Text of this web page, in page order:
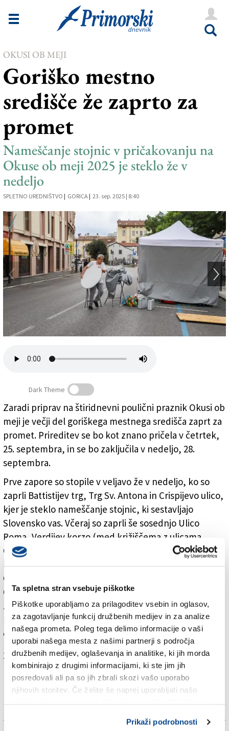
Ta spletna stran vsebuje piškotke
Piškotke uporabljamo za prilagoditev vsebin in oglasov,
za zagotavljanje funkcij družbenih medijev in za analize
našega prometa. Poleg tega delimo informacije o vaši
uporabi našega mesta z našimi partnerji s področja
družbenih medijev, oglaševanja in analitike, ki jih morda
kombinirajo z drugimi informacijami, ki ste jim jih
posredovali ali pa so jih zbrali skozi vašo uporabo
njihovih storitev. Če želite še naprej uporabljati našo
Prikaži podrobnosti
Novice
Goriška
Kultura
Šport
Še
Vreme
V Kioskih
Oglasi
Založnik
Zadruga PD
Naročnine
OKUSI OB MEJI
Goriško mestno
središče že zaprto za
promet
Nameščanje stojnic v pričakovanju na
Okuse ob meji 2025 je steklo že v
nedeljo
SPLETNO UREDNIŠTVO | GORICA | 23. sep. 2025 | 8:40
Dark Theme
Zaradi priprav na štiridnevni poulični praznik Okusi ob
meji je večji del goriškega mestnega središča zaprt za
promet. Prireditev se bo kot znano pričela v četrtek,
25. septembra, in se bo zaključila v nedeljo, 28.
septembra.
Prve zapore so stopile v veljavo že v nedeljo, ko so
zaprli Battistijev trg, Trg Sv. Antona in Crispijevo ulico,
kjer je steklo nameščanje stojnic, ki sestavljajo
Slovensko vas. Včeraj so zaprli še sosednjo Ulico
Roma, Verdijev korzo (med križiščema z ulicama
Oberdan in Diaz), Ulico De Gasperi, trg pred mestno
hišo, Travnik, ulice Oberdan, Morelli, Contavalle,
Garibaldi, Marconi, Monache, Rabatta, Colobini,Diaz,
Cadorna, Petrarca, Rismondo, Boccaccio in Dante.
Zapore že veljajo tudi na Trgu Sv. Hilarija, na Korzu
Italia (med ulicama Diaz in IXagosto), v Raštelu in na
območju nekdanje tržnice na debelo.
Za branje in pisanje komentarjevje potrebna prijava